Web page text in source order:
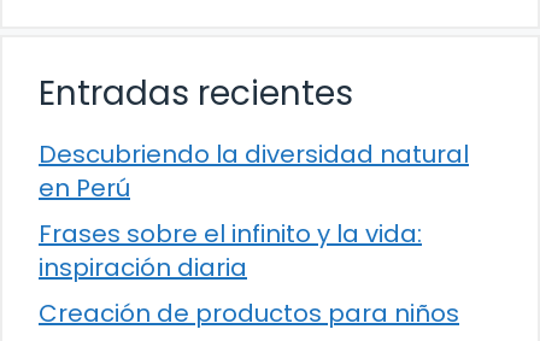
Entradas recientes
Descubriendo la diversidad natural
en Perú
Frases sobre el infinito y la vida:
inspiración diaria
Creación de productos para niños